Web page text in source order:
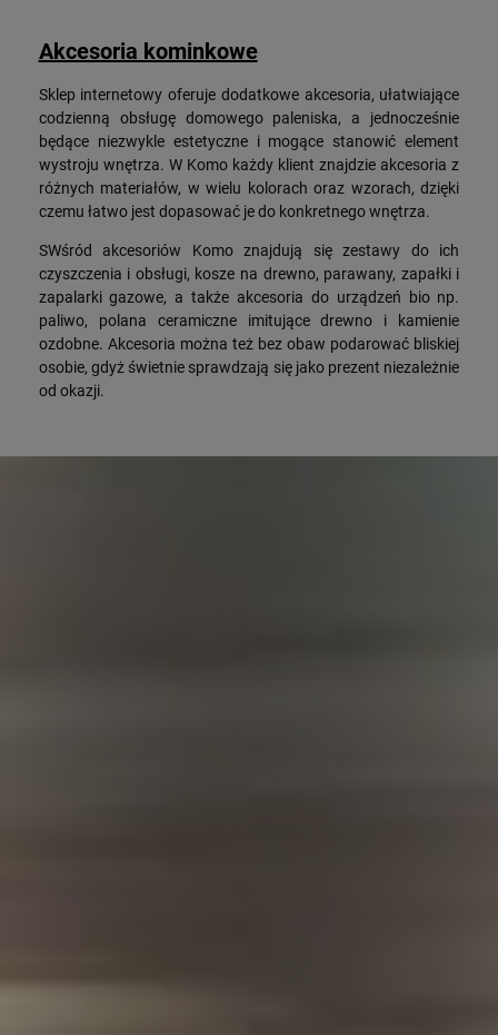
Akcesoria kominkowe
Sklep internetowy oferuje dodatkowe akcesoria, ułatwiające
codzienną obsługę domowego paleniska, a jednocześnie
będące niezwykle estetyczne i mogące stanowić element
wystroju wnętrza. W Komo każdy klient znajdzie akcesoria z
różnych materiałów, w wielu kolorach oraz wzorach, dzięki
czemu łatwo jest dopasować je do konkretnego wnętrza.
SWśród akcesoriów Komo znajdują się zestawy do ich
czyszczenia i obsługi, kosze na drewno, parawany, zapałki i
zapalarki gazowe, a także akcesoria do urządzeń bio np.
paliwo, polana ceramiczne imitujące drewno i kamienie
ozdobne. Akcesoria można też bez obaw podarować bliskiej
osobie, gdyż świetnie sprawdzają się jako prezent niezależnie
od okazji.